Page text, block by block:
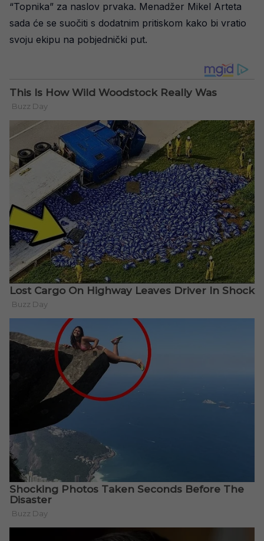
“Topnika” za naslov prvaka. Menadžer Mikel Arteta
sada će se suočiti s dodatnim pritiskom kako bi vratio
svoju ekipu na pobjednički put.